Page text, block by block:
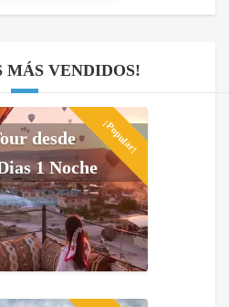
MÁS VENDIDOS!
¡Popular!
desde
1 Noche